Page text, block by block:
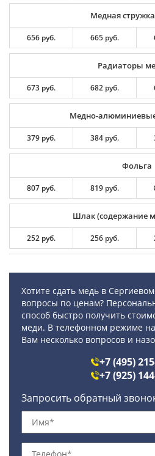
Медная
656 руб. 665 руб.
Радиаторы
673 руб. 682 руб.
Медно-
379 руб. 384 руб.
Фольга
807 руб. 819 руб.
Шлак (содержание
252 руб. 256 руб.
Хотите сдать медь в
вопросы по ценам?
способ быстро получить
меди. В телефонном режиме
Вам несколько вопросов и
+7 (495)
+7 (925)
Запросить обратный